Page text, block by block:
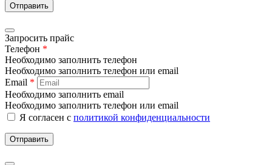
Отправить
Запросить прайс
Телефон *
Необходимо заполнить телефон
Необходимо заполнить телефон или email
Email *
Необходимо заполнить email
Необходимо заполнить телефон или email
Я согласен с политикой конфиденциальности
Отправить